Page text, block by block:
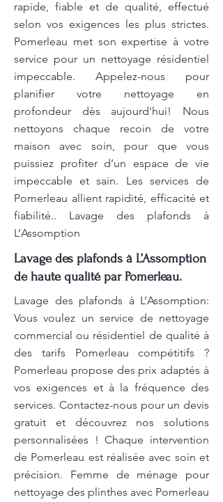
rapide, fiable et de qualité, effectué
selon vos exigences les plus strictes.
Pomerleau met son expertise à votre
service pour un nettoyage résidentiel
impeccable. Appelez-nous pour
planifier votre nettoyage en
profondeur dès aujourd'hui! Nous
nettoyons chaque recoin de votre
maison avec soin, pour que vous
puissiez profiter d’un espace de vie
impeccable et sain. Les services de
Pomerleau allient rapidité, efficacité et
fiabilité.. Lavage des plafonds à
L’Assomption
Lavage des plafonds à L’Assomption
de haute qualité par Pomerleau.
Lavage des plafonds à L’Assomption:
Vous voulez un service de nettoyage
commercial ou résidentiel de qualité à
des tarifs Pomerleau compétitifs ?
Pomerleau propose des prix adaptés à
vos exigences et à la fréquence des
services. Contactez-nous pour un devis
gratuit et découvrez nos solutions
personnalisées ! Chaque intervention
de Pomerleau est réalisée avec soin et
précision. Femme de ménage pour
nettoyage des plinthes avec Pomerleau